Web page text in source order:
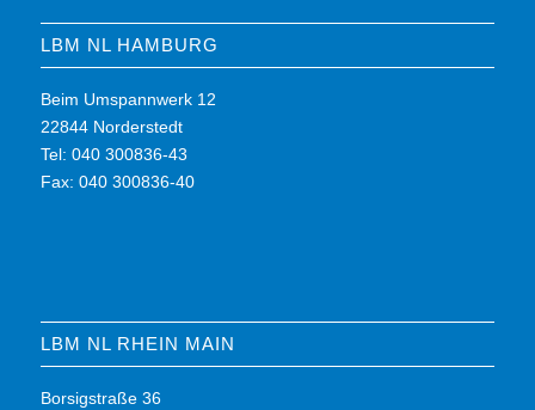
LBM NL HAMBURG
Beim Umspannwerk 12
22844 Norderstedt
Tel: 040 300836-43
Fax: 040 300836-40
LBM NL RHEIN MAIN
Borsigstraße 36